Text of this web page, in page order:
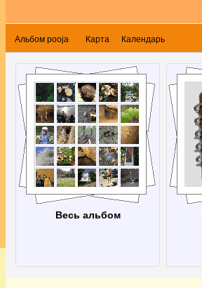
Альбом pooja Карта Календарь
Весь альбом